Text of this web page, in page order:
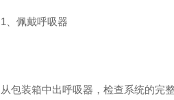
1、佩戴呼吸器
从包装箱中出呼吸器，检查系统的完整